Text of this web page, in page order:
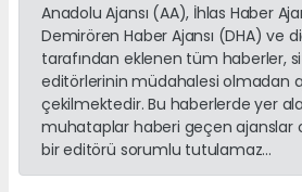
Anadolu Ajansı (AA), İhlas Haber
Demirören Haber Ajansı (DHA) ve
tarafından eklenen tüm haberler,
editörlerinin müdahalesi olmadan
çekilmektedir. Bu haberlerde yer
muhataplar haberi geçen ajanslar
bir editörü sorumlu tutulamaz...